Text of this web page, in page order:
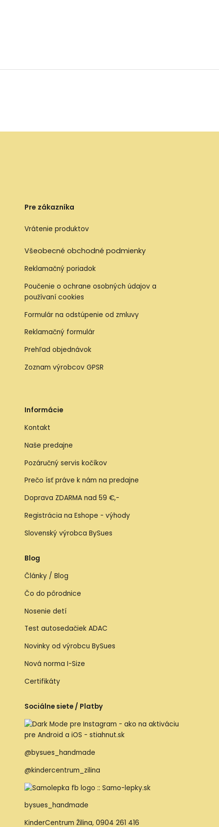
Pre zákazníka
Vrátenie produktov
Všeobecné obchodné podmienky
Reklamačný poriadok
Poučenie o ochrane osobných údajov a
používaní cookies
Formulár na odstúpenie od zmluvy
Reklamačný formulár
Prehľad objednávok
Zoznam výrobcov GPSR
Informácie
Kontakt
Naše predajne
Pozáručný servis kočíkov
Prečo ísť práve k nám na predajne
Doprava ZDARMA nad 59 €,-
Registrácia na Eshope - výhody
Slovenský výrobca BySues
Blog
Články / Blog
Čo do pôrodnice
Nosenie detí
Test autosedačiek ADAC
Novinky od výrobcu BySues
Nová norma I-Size
Certifikáty
Sociálne siete / Platby
@bysues_handmade
@kindercentrum_zilina
bysues_handmade
KinderCentrum Žilina, 0904 261 416